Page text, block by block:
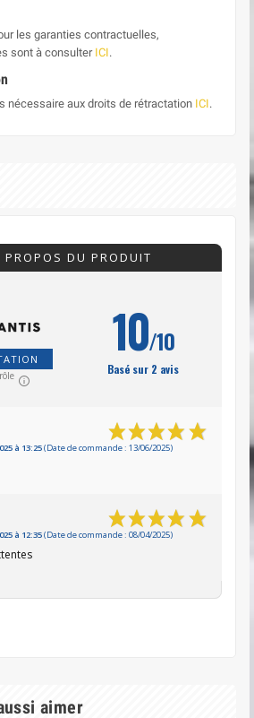
les garanties contractuelles,
sont à consulter ICI.
nécessaire aux droits de rétractation ICI.
PROPOS DU PRODUIT
10/10
Basé sur 2 avis
à 13:25(Date de commande : 13/06/2025)
à 12:35(Date de commande : 08/04/2025)
aimer